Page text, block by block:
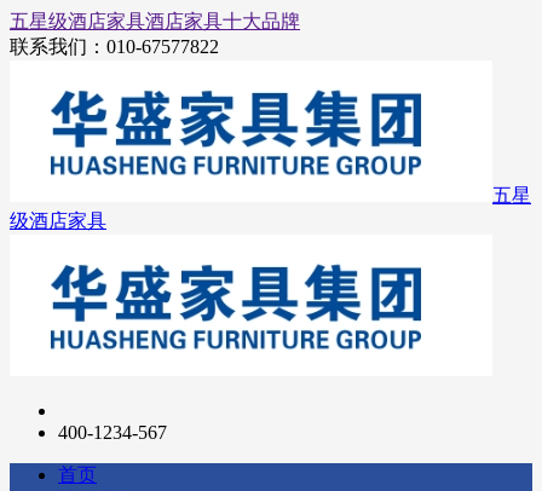
五星级酒店家具酒店家具十大品牌
联系我们： 010-67577822
五星
级酒店家具
400-1234-567
首页